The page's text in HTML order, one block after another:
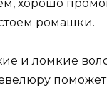
хорошо
ромашки.
и ломкие
поможет